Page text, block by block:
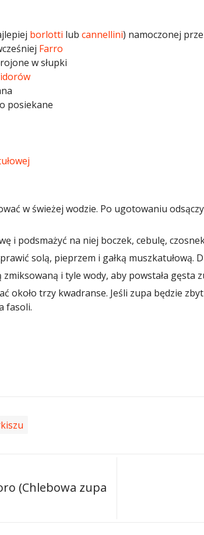
borlotti lub cannellini) namoczonej
Farro
w słupki
posiekane
w świeżej wodzie. Po ugotowaniu
i podsmażyć na niej boczek, cebulę,
solą, pieprzem i gałką muszkatułową.
i tyle wody, aby powstała gęsta
około trzy kwadranse. Jeśli zupa będzie
fasoli.
(Chlebowa zupa